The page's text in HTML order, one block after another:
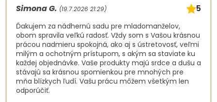
Simona G. (19.7.2026 21:29) 5
Ďakujem za nádhernú sadu pre mladomanželov,
obom spravila veľkú radosť. Vždy som s Vašou krásnou
prácou nadmieru spokojná, ako aj s ústretovosť, veľmi
milým a ochotným prístupom, s akým sa staviate ku
každej objednávke. Vaše produkty majú srdce a dušu a
stávajú sa krásnou spomienkou pre mnohých pre
mňa blízkych ľudí. Vašu prácu môžem všetkým len
odporúčiť.